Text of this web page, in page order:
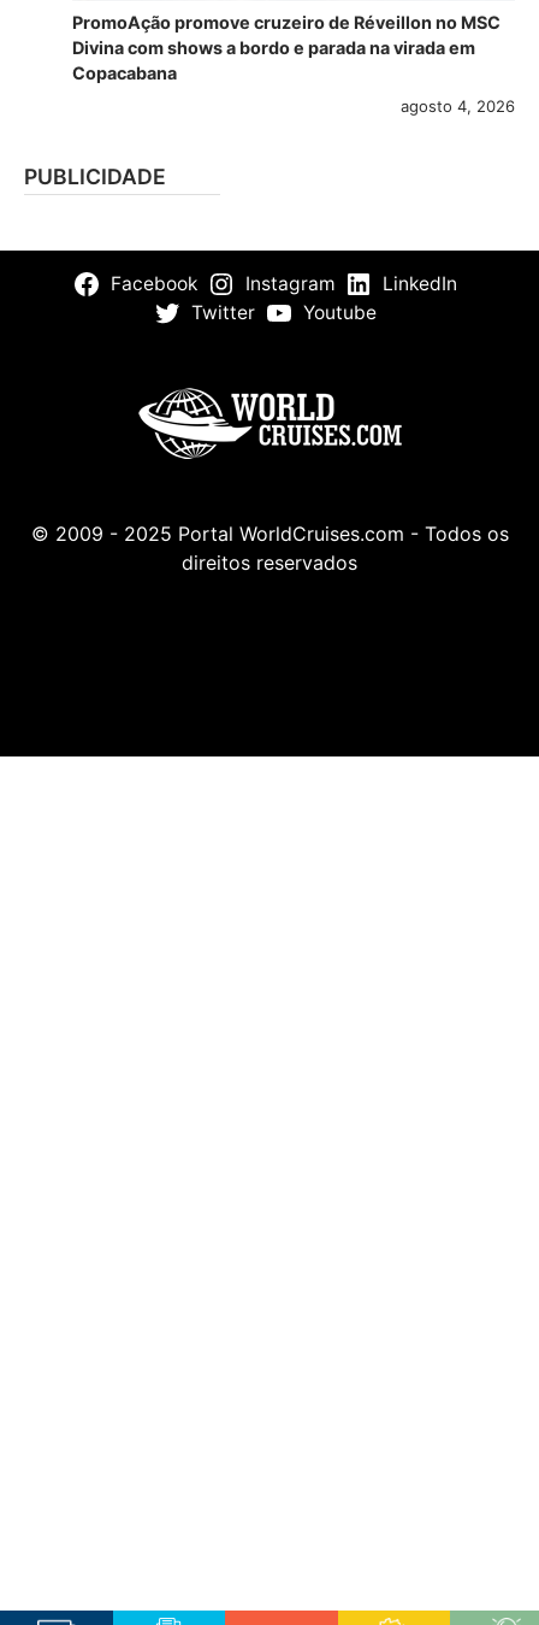
PromoAção promove cruzeiro de Réveillon no MSC
Divina com shows a bordo e parada na virada em
Copacabana
agosto 4, 2026
PUBLICIDADE
Facebook Instagram
LinkedIn
Twitter
Youtube
© 2009 - 2025 Portal WorldCruises.com - Todos os
direitos reservados